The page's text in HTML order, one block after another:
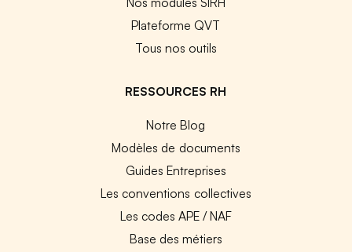
Plateforme QVT
Tous nos outils
RESSOURCES RH
Notre Blog
Modèles de documents
Guides Entreprises
Les conventions collectives
Les codes APE / NAF
Base des métiers